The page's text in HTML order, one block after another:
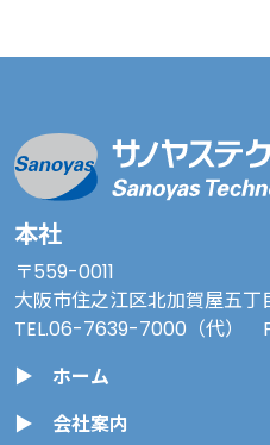
本社
〒559-0011
大阪市住之江区北加賀屋五丁
TEL.06-7639-7000 （代）
ホーム
会社案内